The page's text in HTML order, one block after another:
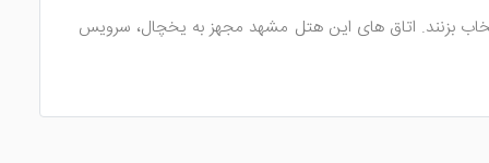
خود دست به انتخاب بزنند. اتاق های این هتل مشهد مجهز به یخچال، سرویس
خانه است. اما هتل جواهری مشهد با ساخت یک نمازخانه